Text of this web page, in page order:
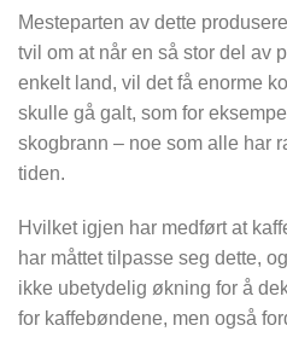
Mesteparten av dette
tvil om at når en så stor del av
enkelt land, vil det få enorme
skulle gå galt, som for
skogbrann – noe som alle har
tiden.
Hvilket igjen har medført at
har måttet tilpasse seg dette,
ikke ubetydelig økning for å
for kaffebøndene, men også